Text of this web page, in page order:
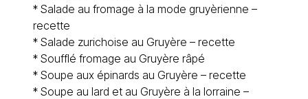
* Salade au fromage à la mode gruyèrienne –
recette
* Salade zurichoise au Gruyère – recette
* Soufflé fromage au Gruyère râpé
* Soupe aux épinards au Gruyère – recette
* Soupe au lard et au Gruyère à la lorraine –